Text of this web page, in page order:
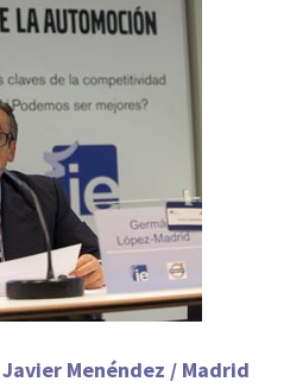
Menéndez / Madrid